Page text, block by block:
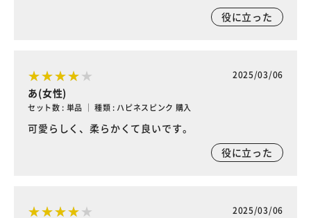
役に立った
2025/03/06
あ(女性)
セット数 : 単品 ｜ 種類 : ハピネスピンク 購入
可愛らしく、柔らかくて良いです。
役に立った
2025/03/06